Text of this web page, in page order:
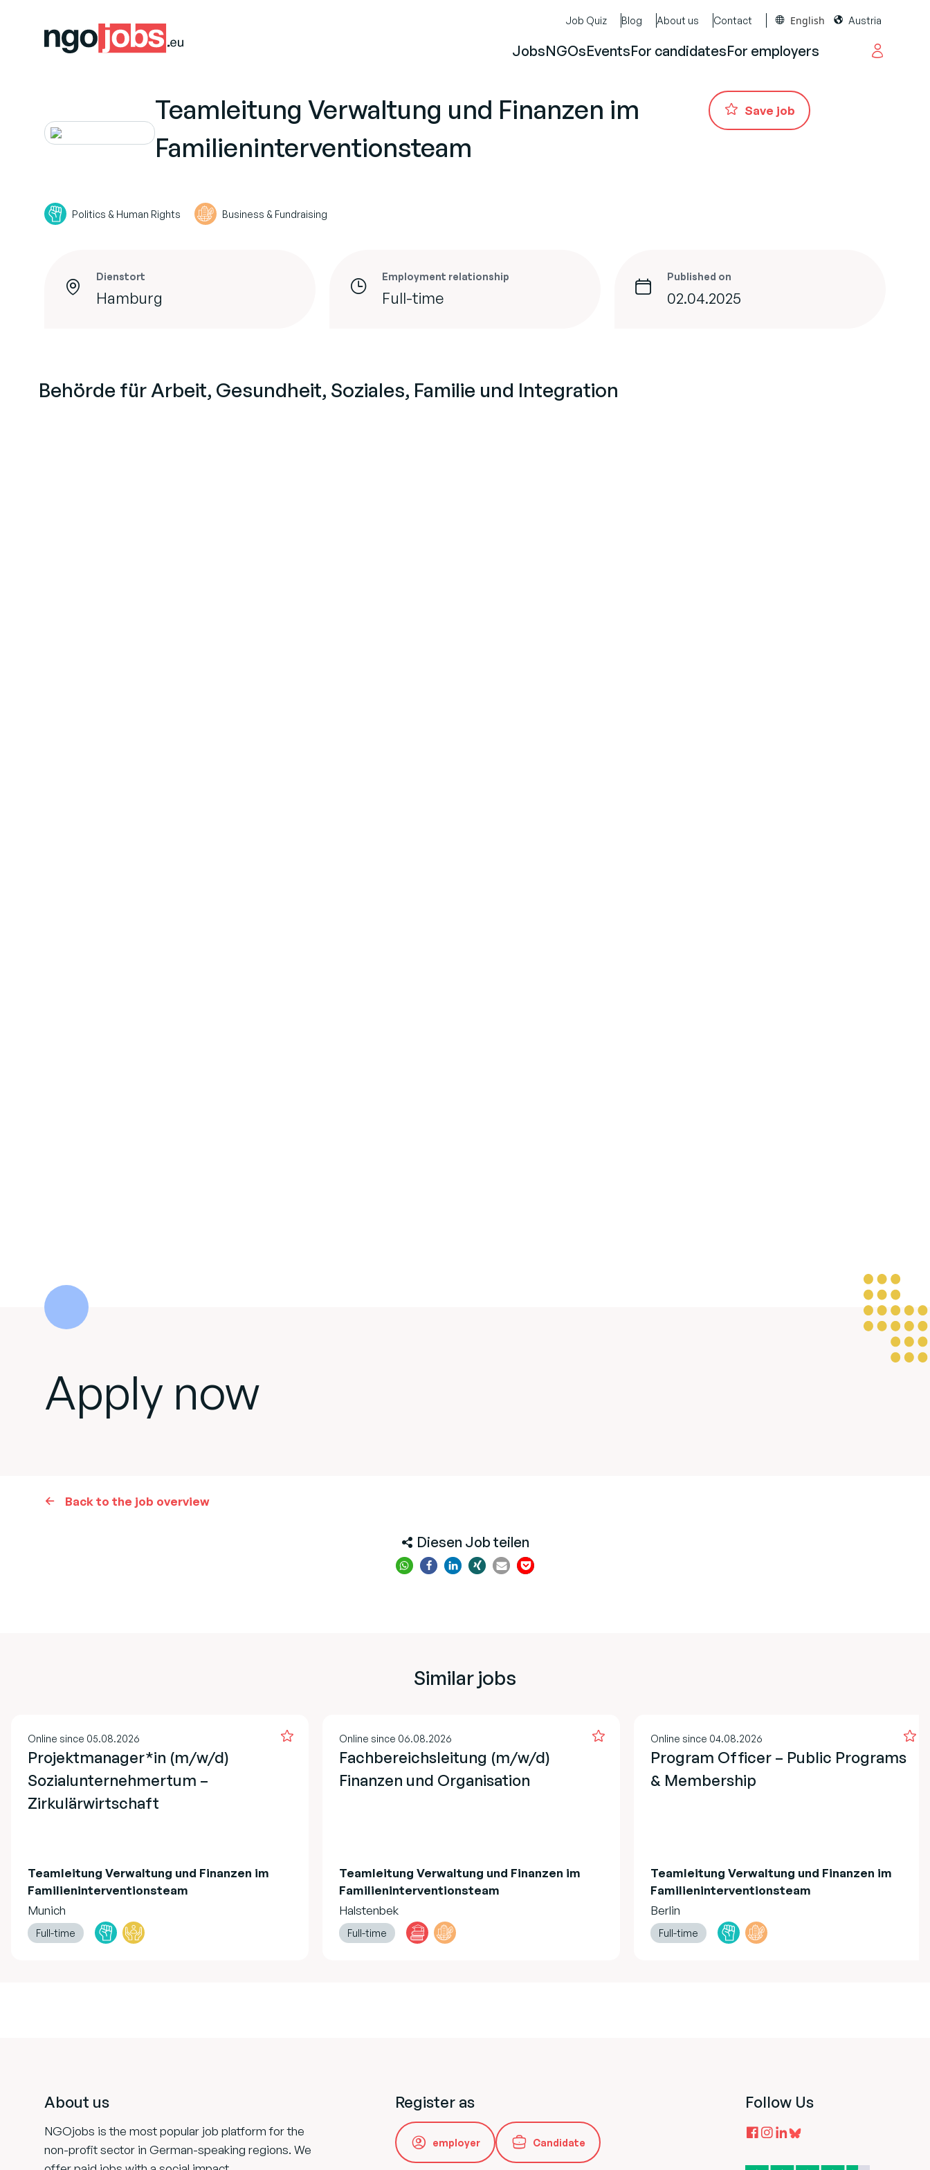
Job Quiz Blog About us Contact English Austria
JobsNGOsEventsFor candidatesFor employers
Teamleitung Verwaltung und Finanzen im
Familieninterventionsteam
Politics & Human Rights Business & Fundraising
Save job
Dienstort
Hamburg
Employment relationship
Full-time
Published on
02.04.2025
Behörde für Arbeit, Gesundheit, Soziales, Familie und Integration
Apply now
Back to the job overview
Diesen Job teilen
Similar jobs
Online since 05.08.2026
Projektmanager*in (m/w/d)
Sozialunternehmertum –
Zirkulärwirtschaft
Teamleitung Verwaltung und Finanzen im
Familieninterventionsteam
Munich
Full-time
Online since 06.08.2026
Fachbereichsleitung (m/w/d)
Finanzen und Organisation
Teamleitung Verwaltung und Finanzen im
Familieninterventionsteam
Halstenbek
Full-time
Online since 04.08.2026
Program Officer – Public Programs
& Membership
Teamleitung Verwaltung und Finanzen im
Familieninterventionsteam
Berlin
Full-time
About us
NGOjobs is the most popular job platform for the
non-profit sector in German-speaking regions. We
Register as
employer Candidate
Follow Us